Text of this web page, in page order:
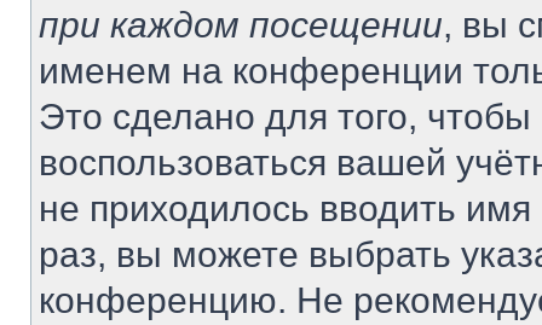
при каждом посещении, вы
именем на конференции
Это сделано для того, чтобы
воспользоваться вашей
не приходилось вводить
раз, вы можете выбрать
конференцию. Не